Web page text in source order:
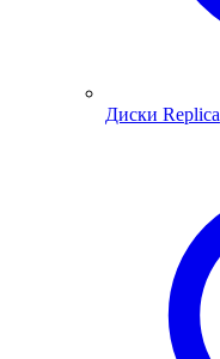
Диски Replica